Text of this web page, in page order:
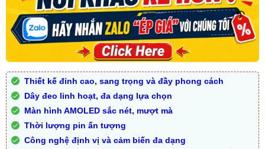
Thiết kế đỉnh cao, sang trọng và đầy phong cách
Dây đeo linh hoạt, đa dạng lựa chọn
Màn hình AMOLED sắc nét, mượt mà
Thời lượng pin ấn tượng
Công nghệ định vị và cảm biến đa dạng